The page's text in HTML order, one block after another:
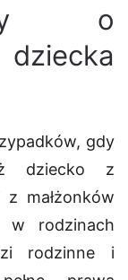
o
gdy
dziecko z
małżonków
w rodzinach
rodzinne i